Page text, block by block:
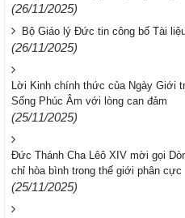
(26/11/2025)
Bộ Giáo lý Đức tin công bố Tài
(26/11/2025)
Lời Kinh chính thức của Ngày Giới
Sống Phúc Âm với lòng can đảm
(25/11/2025)
Đức Thánh Cha Lêô XIV mời gọi
chỉ hòa bình trong thế giới phân cực
(25/11/2025)